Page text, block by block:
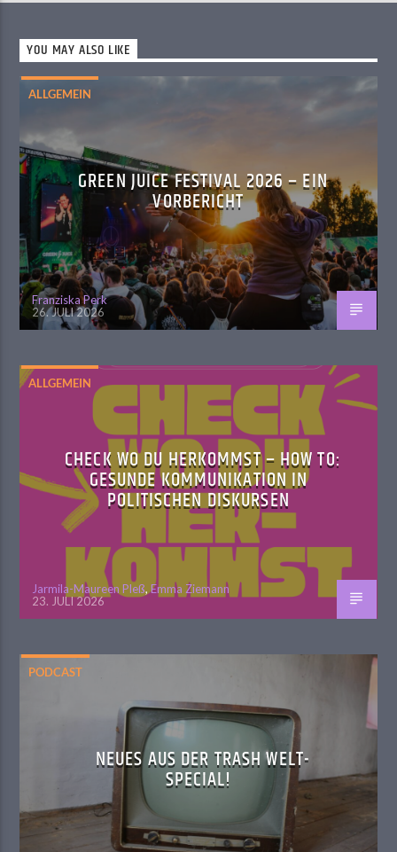
YOU MAY ALSO LIKE
ALLGEMEIN
GREEN JUICE FESTIVAL 2026 – EIN
VORBERICHT
Franziska Perk
26. JULI 2026
ALLGEMEIN
CHECK WO DU HERKOMMST – HOW TO:
GESUNDE KOMMUNIKATION IN
POLITISCHEN DISKURSEN
Jarmila-Maureen Pleß,Emma Ziemann
23. JULI 2026
PODCAST
NEUES AUS DER TRASH WELT-
SPECIAL!